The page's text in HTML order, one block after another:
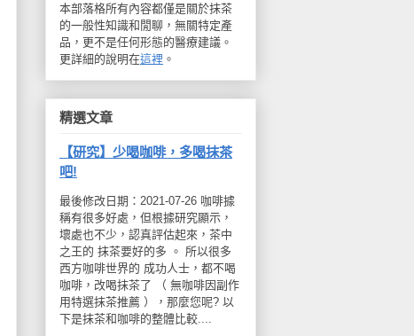
本部落格所有內容都僅是關於抹茶
的一般性知識和閒聊，無關特定產
品，更不是任何形態的醫療建議。
更詳細的說明在這裡 。
精選文章
【研究】少喝咖啡，多喝抹茶
吧!
最後修改日期：2021-07-26 咖啡據
稱有很多好處，但根據研究顯示，
壞處也不少，認真評估起來，茶中
之王的 抹茶要好的多 。 所以很多
西方咖啡世界的 成功人士，都不喝
咖啡，改喝抹茶了 （ 無咖啡因副作
用特選抹茶推薦 ），那麼您呢? 以
下是抹茶和咖啡的整體比較....